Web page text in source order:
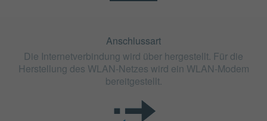
Anschlussart
Die Internetverbindung wird über hergestellt. Für die
Herstellung des WLAN-Netzes wird ein WLAN-Modem
bereitgestellt.